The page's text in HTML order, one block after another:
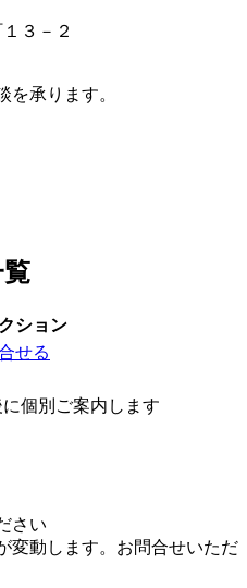
３－２
を承ります。
ション
せる
個別ご案内します
さい
変動します。お問合せいただ